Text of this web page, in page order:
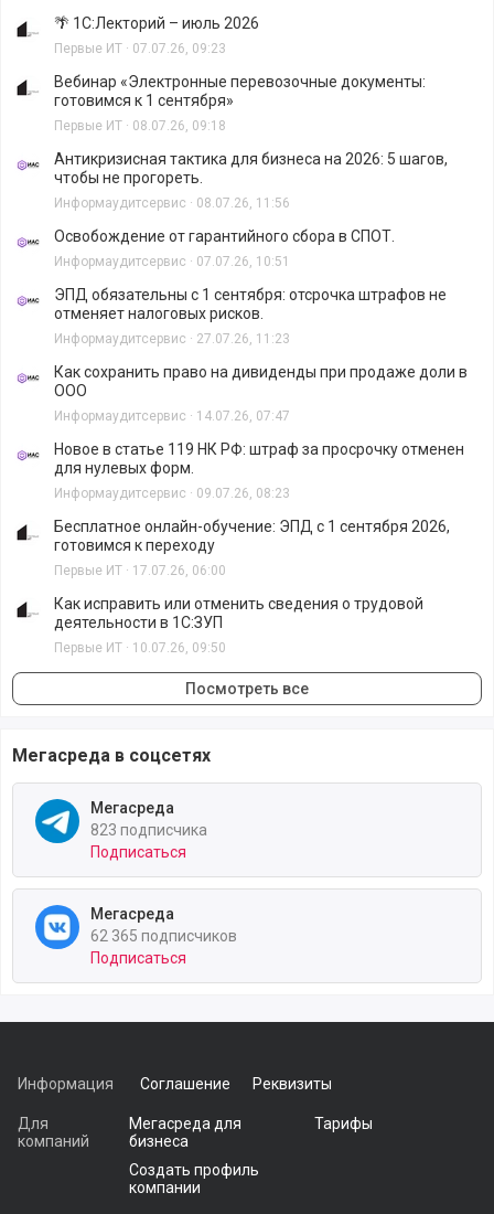
🌴 1С:Лекторий – июль 2026
Первые ИТ · 07.07.26, 09:23
Вебинар «Электронные перевозочные документы:
готовимся к 1 сентября»
Первые ИТ · 08.07.26, 09:18
Антикризисная тактика для бизнеса на 2026: 5 шагов,
чтобы не прогореть.
Информаудитсервис · 08.07.26, 11:56
Освобождение от гарантийного сбора в СПОТ.
Информаудитсервис · 07.07.26, 10:51
ЭПД обязательны с 1 сентября: отсрочка штрафов не
отменяет налоговых рисков.
Информаудитсервис · 27.07.26, 11:23
Как сохранить право на дивиденды при продаже доли в
ООО
Информаудитсервис · 14.07.26, 07:47
Новое в статье 119 НК РФ: штраф за просрочку отменен
для нулевых форм.
Информаудитсервис · 09.07.26, 08:23
Бесплатное онлайн-обучение: ЭПД с 1 сентября 2026,
готовимся к переходу
Первые ИТ · 17.07.26, 06:00
Как исправить или отменить сведения о трудовой
деятельности в 1С:ЗУП
Первые ИТ · 10.07.26, 09:50
Посмотреть все
Мегасреда в соцсетях
Мегасреда
823 подписчика
Подписаться
Мегасреда
62 365 подписчиков
Подписаться
Информация Соглашение Реквизиты
Для
компаний
Мегасреда для
бизнеса
Тарифы
Создать профиль
компании